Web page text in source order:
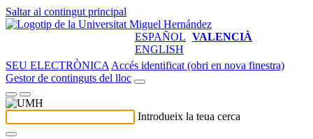
Saltar al contingut principal
ESPAÑOL VALENCIÀ
ENGLISH
SEU ELECTRÒNICA Accés identificat (obri en nova finestra)
Gestor de continguts del lloc
Introdueix la teua cerca